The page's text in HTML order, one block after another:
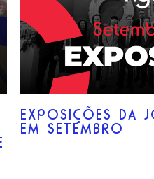
EXPOSIÇÕES DA
EM SETEMBRO